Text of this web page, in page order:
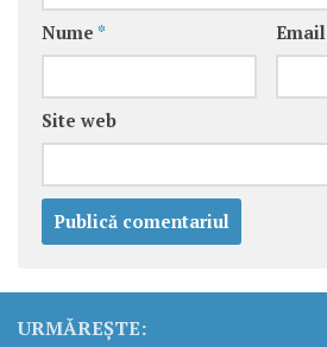
Nume * Email
Site web
URMĂREȘTE: